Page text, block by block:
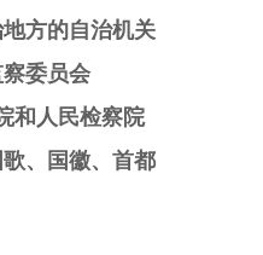
方的自治机关
委员会
和人民检察院
、国徽、首都